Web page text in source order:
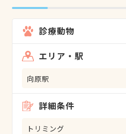
診療動物
エリア・駅
向原駅
詳細条件
トリミング